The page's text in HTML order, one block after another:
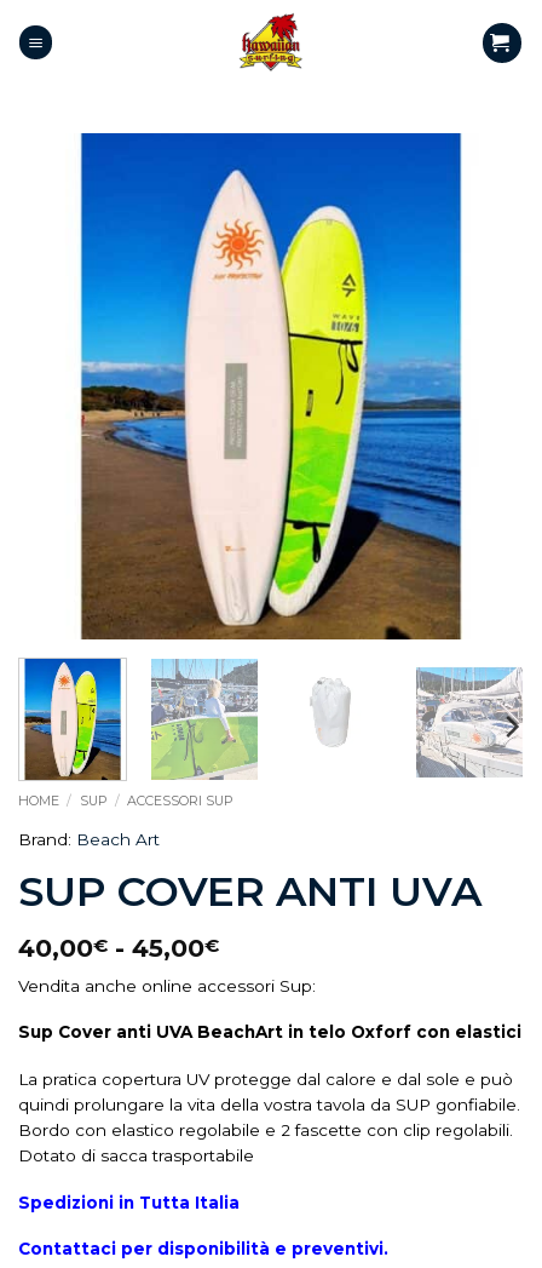
HOME / SUP / ACCESSORI SUP
Brand: Beach Art
SUP COVER ANTI UVA
40,00€ - 45,00€
Vendita anche online accessori Sup:
Sup Cover anti UVA BeachArt in telo Oxforf con elastici
La pratica copertura UV protegge dal calore e dal sole e può
quindi prolungare la vita della vostra tavola da SUP gonfiabile.
Bordo con elastico regolabile e 2 fascette con clip regolabili.
Dotato di sacca trasportabile
Spedizioni in Tutta Italia
Contattaci per disponibilità e preventivi.